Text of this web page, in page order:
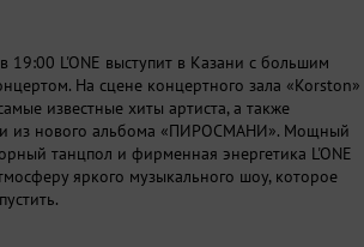
19:00 L'ONE выступит в Казани с большим
На сцене концертного зала «Korston»
известные хиты артиста, а также
из нового альбома «ПИРОСМАНИ». Мощный
танцпол и фирменная энергетика L'ONE
яркого музыкального шоу, которое